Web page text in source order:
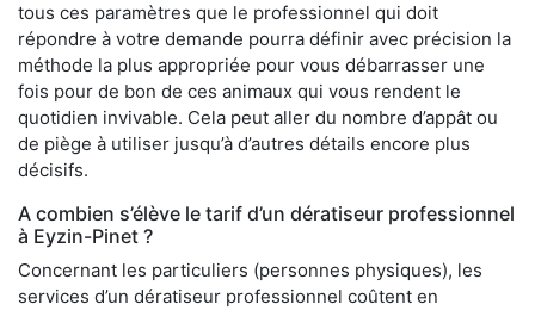
tous ces paramètres que le professionnel qui doit
répondre à votre demande pourra définir avec précision la
méthode la plus appropriée pour vous débarrasser une
fois pour de bon de ces animaux qui vous rendent le
quotidien invivable. Cela peut aller du nombre d’appât ou
de piège à utiliser jusqu’à d’autres détails encore plus
décisifs.
A combien s’élève le tarif d’un dératiseur professionnel
à Eyzin-Pinet ?
Concernant les particuliers (personnes physiques), les
services d’un dératiseur professionnel coûtent en